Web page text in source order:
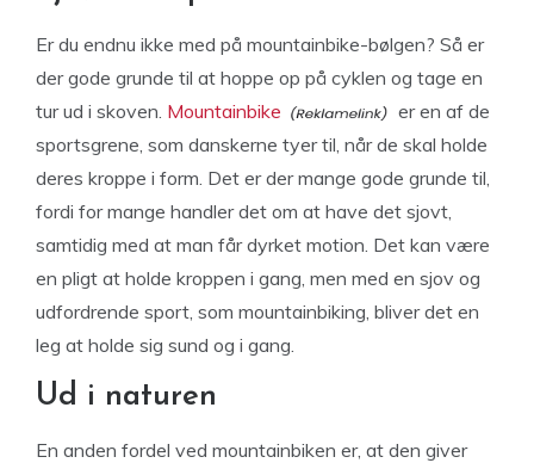
Er du endnu ikke med på mountainbike-bølgen? Så er
der gode grunde til at hoppe op på cyklen og tage en
tur ud i skoven. Mountainbike
er en af de
sportsgrene, som danskerne tyer til, når de skal holde
deres kroppe i form. Det er der mange gode grunde til,
fordi for mange handler det om at have det sjovt,
samtidig med at man får dyrket motion. Det kan være
en pligt at holde kroppen i gang, men med en sjov og
udfordrende sport, som mountainbiking, bliver det en
leg at holde sig sund og i gang.
Ud i naturen
En anden fordel ved mountainbiken er, at den giver